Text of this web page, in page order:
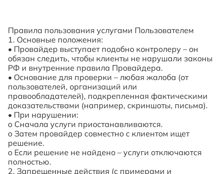
Правила пользования услугами Пользователем
1. Основные положения:
• Провайдер выступает подобно контролеру – он
обязан следить, чтобы клиенты не нарушали законы
РФ и внутренние правила Провайдера.
• Основание для проверки – любая жалоба (от
пользователей, организаций или
правообладателей), подкрепленная фактическими
доказательствами (например, скриншоты, письма).
• При нарушении:
o Сначала услуги приостанавливаются.
o Затем провайдер совместно с клиентом ищет
решение.
o Если решение не найдено – услуги отключаются
полностью.
2. Запрещенные действия (с примерами и